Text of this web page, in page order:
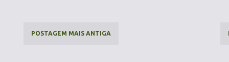
POSTAGEM MAIS ANTIGA